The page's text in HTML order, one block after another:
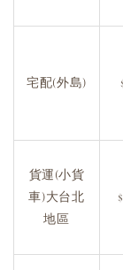
宅配(外島)
貨運(小貨
車)大台北
地區